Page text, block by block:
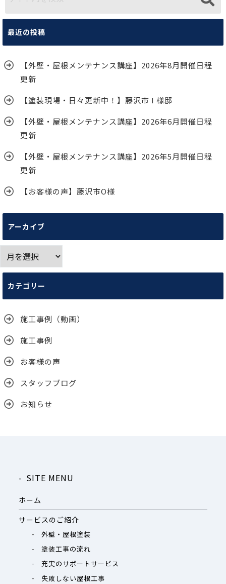
最近の投稿
【外壁・屋根メンテナンス講座】2026年8月開催日程
更新
【塗装現場・日々更新中！】藤沢市 I 様邸
【外壁・屋根メンテナンス講座】2026年6月開催日程
更新
【外壁・屋根メンテナンス講座】2026年5月開催日程
更新
【お客様の声】藤沢市O様
アーカイブ
ー
カ
ブ
カテゴリー
施工事例（動画）
施工事例
お客様の声
スタッフブログ
お知らせ
SITE MENU
ホーム
サービスのご紹介
外壁・屋根塗装
塗装工事の流れ
充実のサポートサービス
失敗しない屋根工事